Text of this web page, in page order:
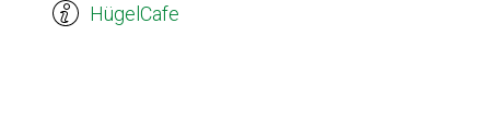
HügelCafe